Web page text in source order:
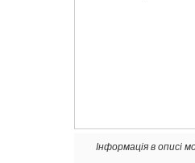
Інформація в описі